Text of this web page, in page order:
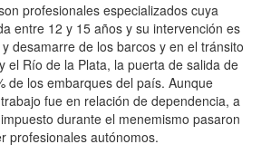
profesionales especializados cuya
entre 12 y 15 años y su intervención es
desamarre de los barcos y en el tránsito
el Río de la Plata, la puerta de salida de
de los embarques del país. Aunque
fue en relación de dependencia, a
durante el menemismo pasaron
profesionales autónomos.